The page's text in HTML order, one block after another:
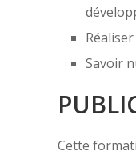
Savoir
Cette